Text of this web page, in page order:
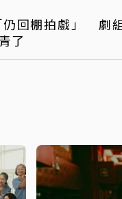
仍回棚拍戲」 劇
了